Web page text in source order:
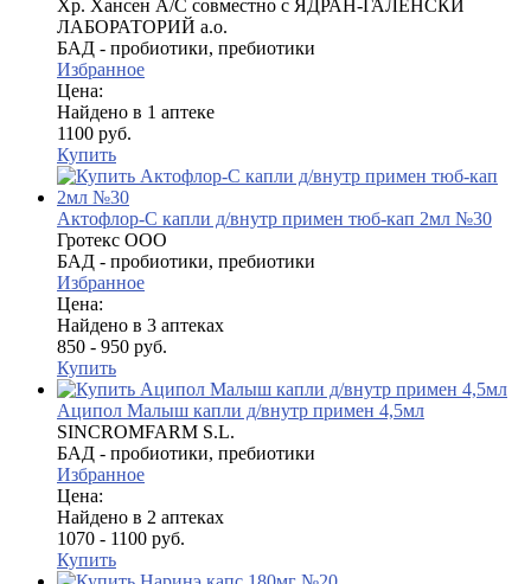
Хр. Хансен А/С совместно с ЯДРАН-ГАЛЕНСКИ
ЛАБОРАТОРИЙ а.о.
БАД - пробиотики, пребиотики
Избранное
Цена:
Найдено в 1 аптеке
1100 руб.
Купить
Актофлор-С капли д/внутр примен тюб-кап 2мл №30
Гротекс ООО
БАД - пробиотики, пребиотики
Избранное
Цена:
Найдено в 3 аптеках
850 - 950 руб.
Купить
Аципол Малыш капли д/внутр примен 4,5мл
SINCROMFARM S.L.
БАД - пробиотики, пребиотики
Избранное
Цена:
Найдено в 2 аптеках
1070 - 1100 руб.
Купить